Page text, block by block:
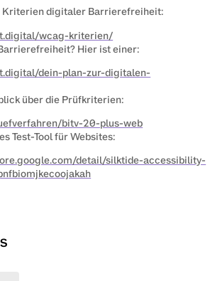
Kriterien digitaler Barrierefreiheit:
wcag-kriterien/(opens in new tab)
Hier ist einer:
dein-plan-zur-digitalen-
in new tab)
über die Prüfkriterien:
bitv-20-plus-web(opens in new
Test-Tool für Websites:
detail/silktide-accessibility-
(opens in new tab)